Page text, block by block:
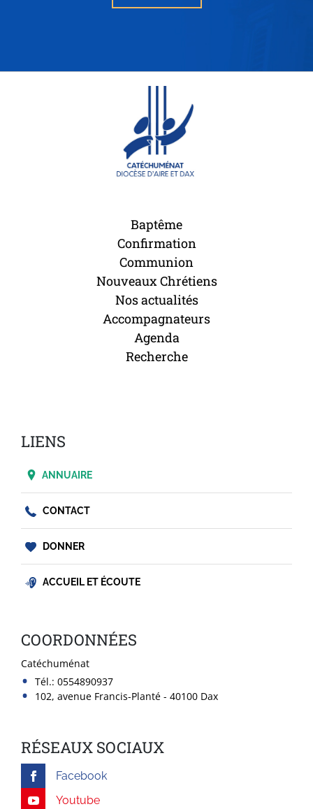
Baptême
Confirmation
Communion
Nouveaux Chrétiens
Nos actualités
Accompagnateurs
Agenda
Recherche
LIENS
ANNUAIRE
CONTACT
DONNER
ACCUEIL ET ÉCOUTE
COORDONNÉES
Catéchuménat
Tél.: 0554890937
102, avenue Francis-Planté - 40100 Dax
RÉSEAUX SOCIAUX
Facebook
Youtube